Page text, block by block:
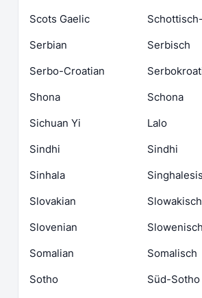
Scots Gaelic
Serbian
Serbisch
Serbo-Croatian
Shona
Schona
Sichuan Yi
Lalo
Sindhi
Sindhi
Sinhala
Slovakian
Slowakisch
Slovenian
Slowenisch
Somalian
Somalisch
Sotho
Süd-Sotho